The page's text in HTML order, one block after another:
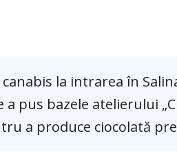
la intrarea în
pus bazele atelierului
a produce ciocolată